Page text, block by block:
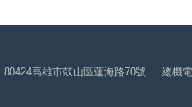
80424高雄市鼓山區蓮海路70號 總機